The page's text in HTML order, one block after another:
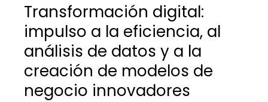
Transformación digital:
impulso a la eficiencia, al
análisis de datos y a la
creación de modelos de
negocio innovadores